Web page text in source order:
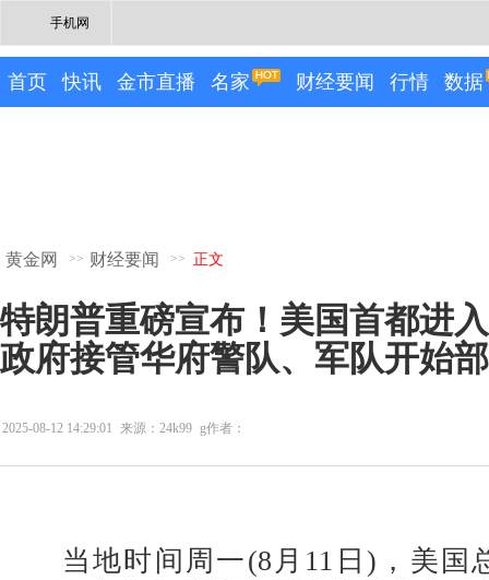
手机网
首页 快讯 金市直播 名家 财经要闻 行情 数据
黄金网 >> 财经要闻 >> 正文
特朗普重磅宣布！美国首都进
政府接管华府警队、军队开始
2025-08-12 14:29:01 来源：24k99 g作者：
当地时间周一(8月11日)，美国